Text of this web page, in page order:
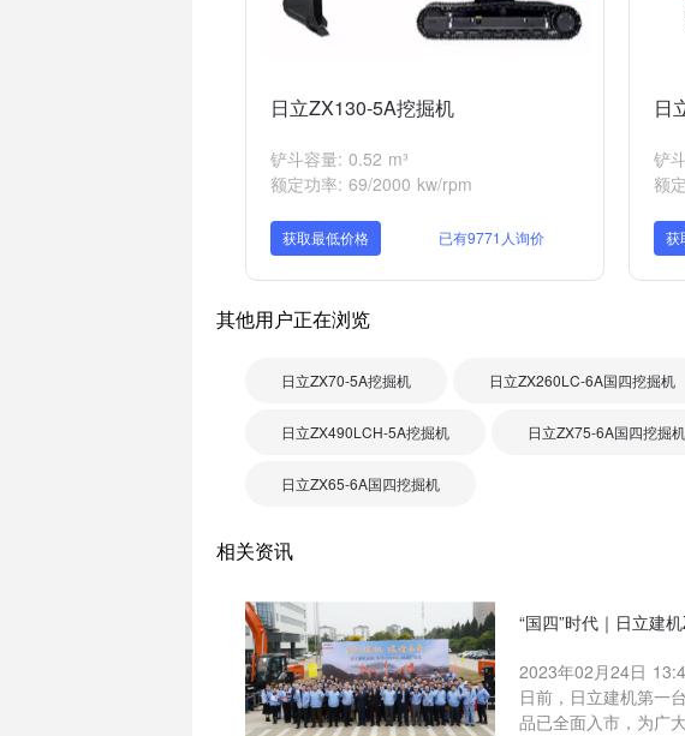
日立ZX130-5A挖掘机
铲斗容量: 0.52 m³
额定功率: 69/2000 kw/rpm
获取最低价格 已有9771人询价
日
铲
额
获
其他用户正在浏览
日立ZX70-5A挖掘机 日立ZX260LC-6A国四挖掘机
日立ZX490LCH-5A挖掘机 日立ZX75-6A国四挖掘机
日立ZX65-6A国四挖掘机
相关资讯
“国四”时代｜日立建
2023年02月24日
日前，日立建机第一
品已全面入市，为广